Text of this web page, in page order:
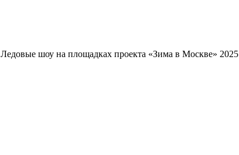
Ледовые шоу на площадках проекта «Зима в Москве» 2025